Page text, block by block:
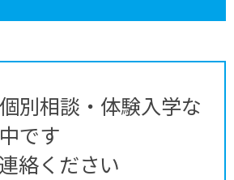
別相談・体験入学な
です
絡ください